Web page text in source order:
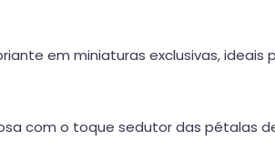
em miniaturas exclusivas, ideais
com o toque sedutor das pétalas